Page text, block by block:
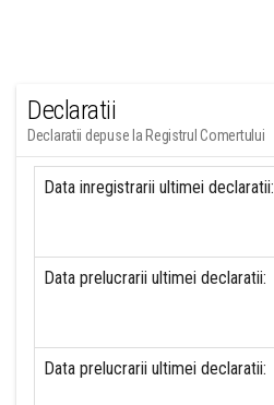
Declaratii
Declaratii depuse la Registrul Comertului
Data inregistrarii ultimei declaratii:
Data prelucrarii ultimei declaratii:
Data prelucrarii ultimei declaratii: